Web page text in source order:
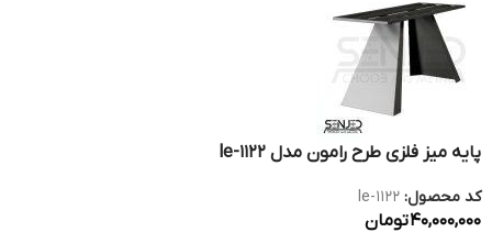
پایه میز فلزی طرح رامون مدل le-1122
کد محصول: le-1122
40,000,000تومان